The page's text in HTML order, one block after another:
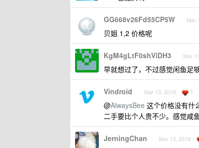
GG668v26Fd55CP5W Mar
贝姐 1,2 价格呢
KgM4gLtF0shViDH3 Mar
早就想过了，不过感觉闲鱼足
Vindroid Mar 13, 2018 1
@AlwaysBee 这个价格没有什
二手要比个人贵不少。感觉咸
JerningChan Mar 13, 2018